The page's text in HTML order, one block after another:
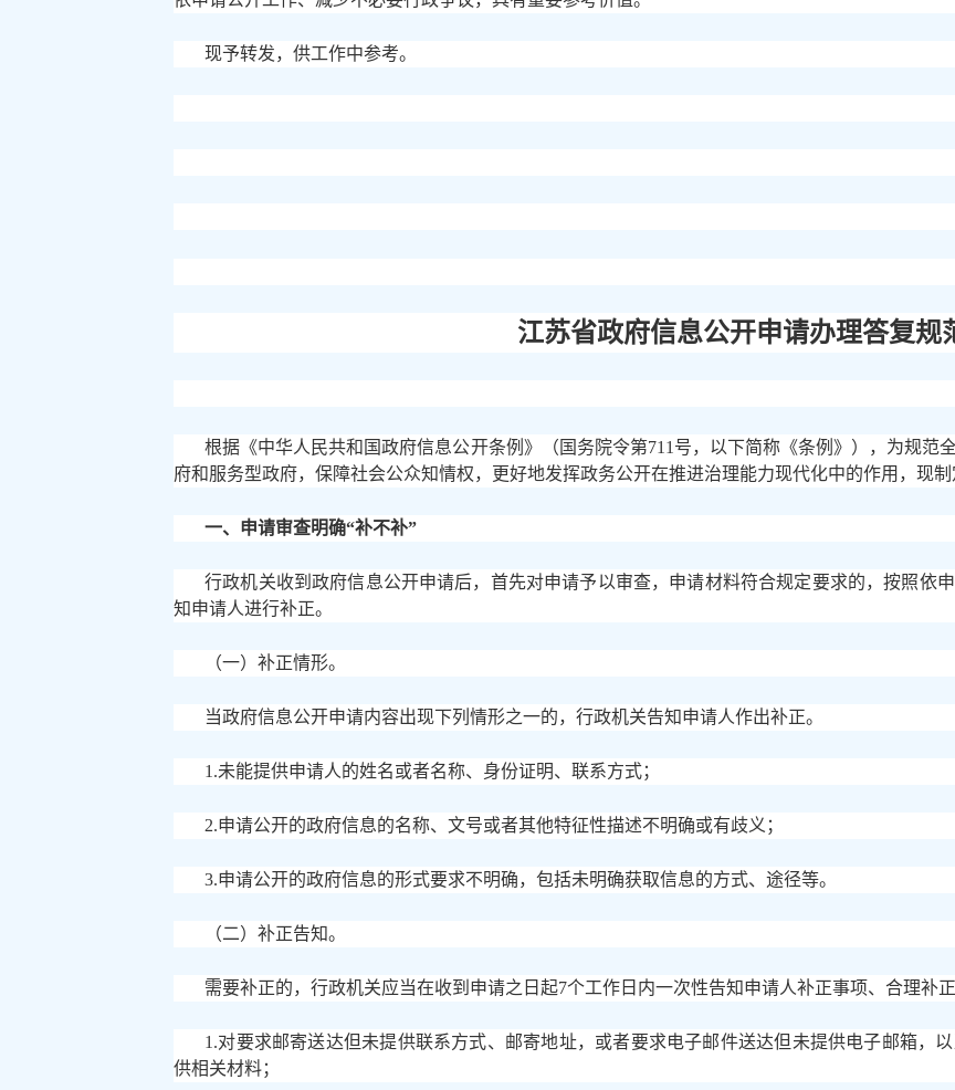
现予转发，供工作中参考。
江苏省政府信息公开申请办理答复规
根据《中华人民共和国政府信息公开条例》（国务院令第711号，以下简称《条例》），为规范
府和服务型政府，保障社会公众知情权，更好地发挥政务公开在推进治理能力现代化中的作用，现
一、申请审查明确“补不补”
行政机关收到政府信息公开申请后，首先对申请予以审查，申请材料符合规定要求的，按照依
知申请人进行补正。
（一）补正情形。
当政府信息公开申请内容出现下列情形之一的，行政机关告知申请人作出补正。
1.未能提供申请人的姓名或者名称、身份证明、联系方式；
2.申请公开的政府信息的名称、文号或者其他特征性描述不明确或有歧义；
3.申请公开的政府信息的形式要求不明确，包括未明确获取信息的方式、途径等。
（二）补正告知。
需要补正的，行政机关应当在收到申请之日起7个工作日内一次性告知申请人补正事项、合理补
1.对要求邮寄送达但未提供联系方式、邮寄地址，或者要求电子邮件送达但未提供电子邮箱，
供相关材料；